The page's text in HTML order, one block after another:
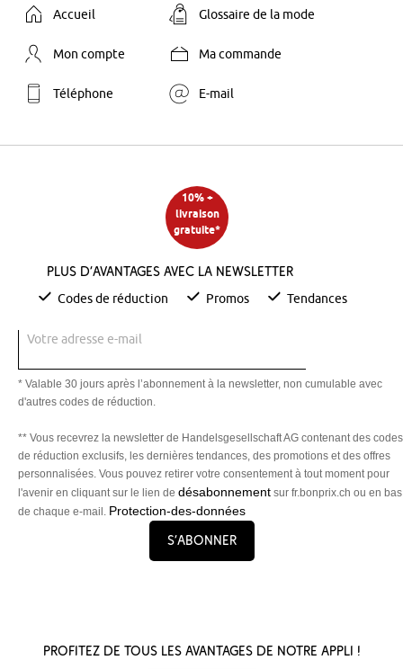
Accueil Glossaire de la mode
Mon compte Ma commande
Téléphone E-mail
10% +
livraison
gratuite*
Plus d’avantages avec la newsletter
Codes de réduction Promos Tendances
Votre adresse e-mail
* Valable 30 jours après l’abonnement à la newsletter, non cumulable avec
d'autres codes de réduction.
** Vous recevrez la newsletter de Handelsgesellschaft AG contenant des codes
de réduction exclusifs, les dernières tendances, des promotions et des offres
personnalisées. Vous pouvez retirer votre consentement à tout moment pour
l'avenir en cliquant sur le lien de désabonnement sur fr.bonprix.ch ou en bas
de chaque e-mail. Protection-des-données
S’abonner
Profitez de tous les avantages de notre appli !